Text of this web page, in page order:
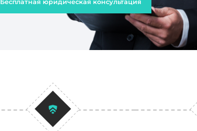
Бесплатная юридическая консультация